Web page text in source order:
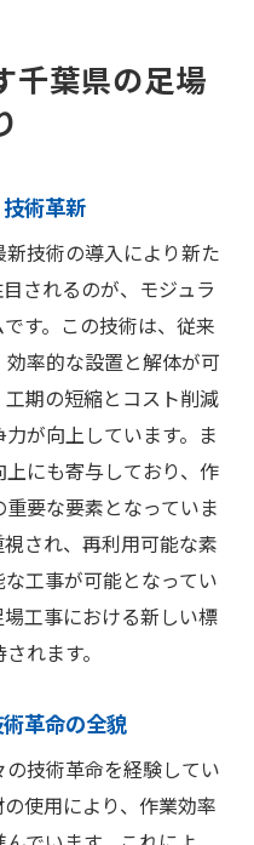
千葉県の足場
術革新
技術の導入により新た
されるのが、モジュラ
す。この技術は、従来
率的な設置と解体が可
期の短縮とコスト削減
が向上しています。ま
にも寄与しており、作
要な要素となっていま
され、再利用可能な素
工事が可能となってい
工事における新しい標
れます。
革命の全貌
技術革命を経験してい
使用により、作業効率